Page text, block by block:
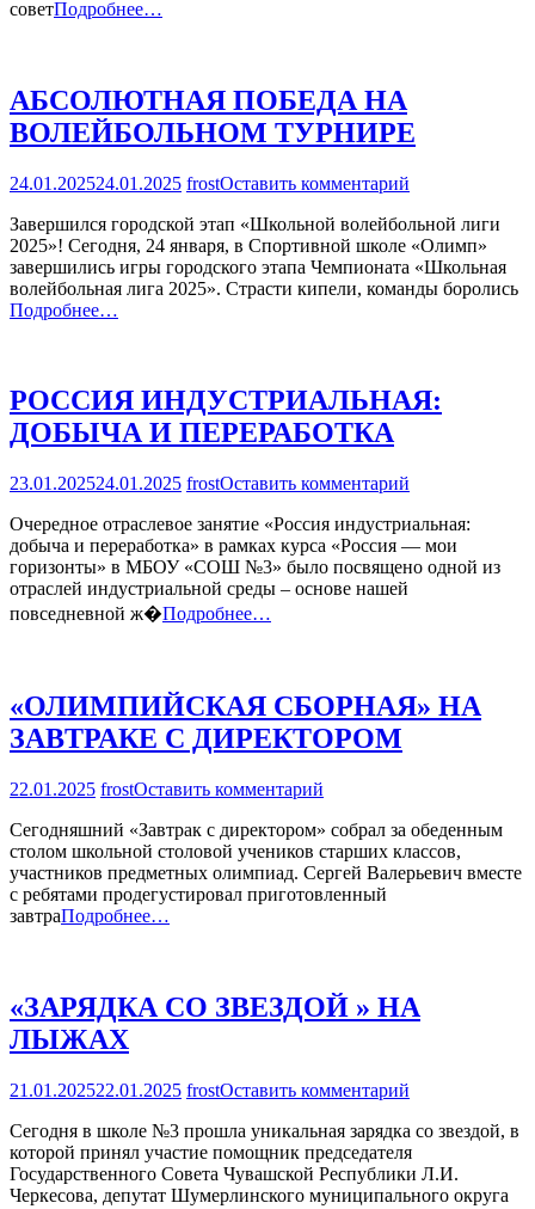
советПодробнее…
АБСОЛЮТНАЯ ПОБЕДА НА
ВОЛЕЙБОЛЬНОМ ТУРНИРЕ
24.01.202524.01.2025 frostОставить комментарий
ПОБЕДА
НА
ТУРНИРЕ
Завершился городской этап «Школьной волейбольной лиги
2025»! Сегодня, 24 января, в Спортивной школе «Олимп»
завершились игры городского этапа Чемпионата «Школьная
волейбольная лига 2025». Страсти кипели, команды боролись
Подробнее…
РОССИЯ ИНДУСТРИАЛЬНАЯ:
ДОБЫЧА И ПЕРЕРАБОТКА
23.01.202524.01.2025 frostОставить комментарий
ДОБЫЧА
И
Очередное отраслевое занятие «Россия индустриальная:
добыча и переработка» в рамках курса «Россия — мои
горизонты» в МБОУ «СОШ №3» было посвящено одной из
отраслей индустриальной среды – основе нашей
повседневной ж�Подробнее…
«ОЛИМПИЙСКАЯ СБОРНАЯ» НА
ЗАВТРАКЕ С ДИРЕКТОРОМ
22.01.2025 frostОставить комментарий
СБОРНАЯ»
НА
ЗАВТРАКЕ
С
Сегодняшний «Завтрак с директором» собрал за обеденным
столом школьной столовой учеников старших классов,
участников предметных олимпиад. Сергей Валерьевич вместе
с ребятами продегустировал приготовленный
завтраПодробнее…
«ЗАРЯДКА СО ЗВЕЗДОЙ » НА
ЛЫЖАХ
21.01.202522.01.2025 frostОставить комментарий
СО
ЗВЕЗДОЙ
»
НА
Сегодня в школе №3 прошла уникальная зарядка со звездой, в
которой принял участие помощник председателя
Государственного Совета Чувашской Республики Л.И.
Черкесова, депутат Шумерлинского муниципального округа